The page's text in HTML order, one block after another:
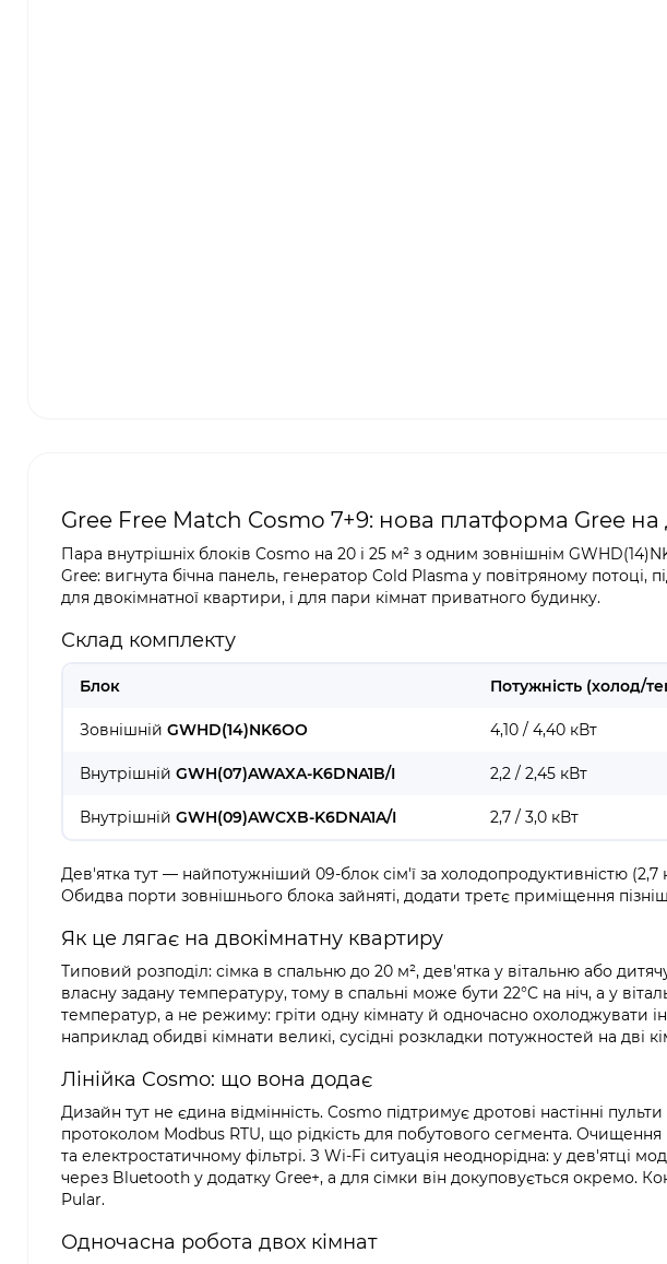
Gree Free Match Cosmo 7+9: нова платформа Gree на
Пара внутрішніх блоків Cosmo на 20 і 25 м² з одним зовнішнім
Gree: вигнута бічна панель, генератор Cold Plasma у повітряному потоці,
для двокімнатної квартири, і для пари кімнат приватного будинку.
Склад комплекту
Блок Потужність (холод/
Зовнішній GWHD(14)NK6OO 4,10 / 4,40 кВт
Внутрішній GWH(07)AWAXA-K6DNA1B/I 2,2 / 2,45 кВт
Внутрішній GWH(09)AWCXB-K6DNA1A/I 2,7 / 3,0 кВт
Дев'ятка тут — найпотужніший 09-блок сім'ї за холодопродуктивністю (2,7
Обидва порти зовнішнього блока зайняті, додати третє приміщення
Як це лягає на двокімнатну квартиру
Типовий розподіл: сімка в спальню до 20 м², дев'ятка у вітальню або
власну задану температуру, тому в спальні може бути 22°C на ніч, а у
температур, а не режиму: гріти одну кімнату й одночасно охолоджувати
наприклад обидві кімнати великі, сусідні розкладки потужностей на дві
Лінійка Cosmo: що вона додає
Дизайн тут не єдина відмінність. Cosmo підтримує дротові настінні
протоколом Modbus RTU, що рідкість для побутового сегмента.
та електростатичному фільтрі. З Wi-Fi ситуація неоднорідна: у дев'ятці
через Bluetooth у додатку Gree+, а для сімки він докуповується окремо.
Pular.
Одночасна робота двох кімнат